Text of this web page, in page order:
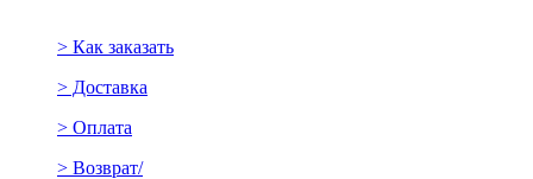
> Как заказать
> Доставка
> Оплата
> Возврат/